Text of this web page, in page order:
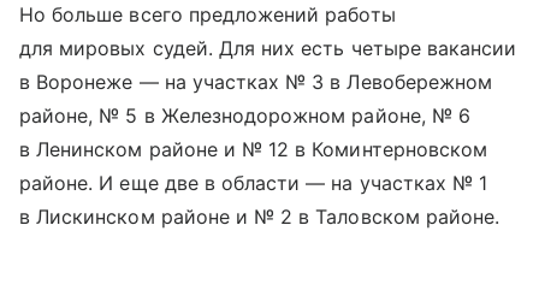
Но больше всего предложений работы
для мировых судей. Для них есть четыре вакансии
в Воронеже — на участках № 3 в Левобережном
районе, № 5 в Железнодорожном районе, № 6
в Ленинском районе и № 12 в Коминтерновском
районе. И еще две в области — на участках № 1
в Лискинском районе и № 2 в Таловском районе.